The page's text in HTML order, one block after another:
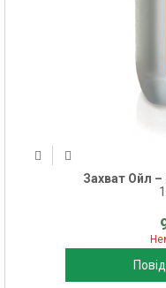
Захват Ойл –